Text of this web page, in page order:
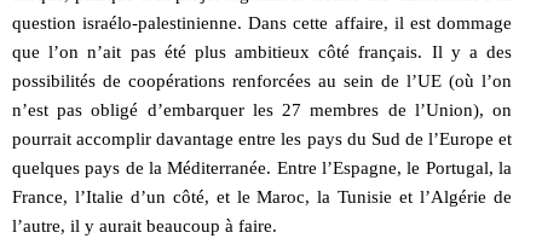
question israélo-palestinienne. Dans cette affaire, il est dommage
que l’on n’ait pas été plus ambitieux côté français. Il y a des
possibilités de coopérations renforcées au sein de l’UE (où l’on
n’est pas obligé d’embarquer les 27 membres de l’Union), on
pourrait accomplir davantage entre les pays du Sud de l’Europe et
quelques pays de la Méditerranée. Entre l’Espagne, le Portugal, la
France, l’Italie d’un côté, et le Maroc, la Tunisie et l’Algérie de
l’autre, il y aurait beaucoup à faire.